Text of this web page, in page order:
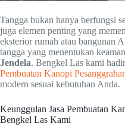
Tangga bukan hanya berfungsi
juga elemen penting yang
eksterior rumah atau bangunan
tangga yang menentukan
Jendela. Bengkel Las kami
Pembuatan Kanopi
modern sesuai kebutuhan Anda.
Keunggulan Jasa Pembuatan
Bengkel Las Kami